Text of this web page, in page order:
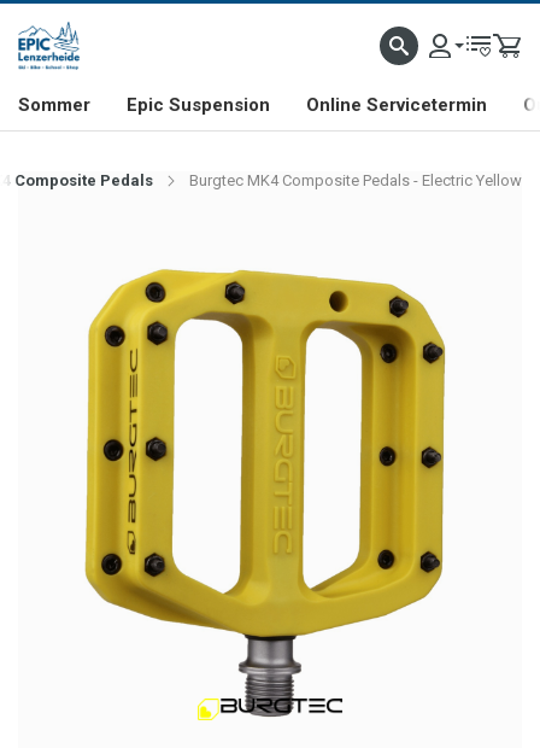
& FREERIDE-SPEZIALIST SCHWEIZER FIRMA SHOP & SHOWROOM IN
Sommer Epic Suspension Online Servicetermin
Composite Pedals Burgtec MK4 Composite Pedals - Electric Yellow